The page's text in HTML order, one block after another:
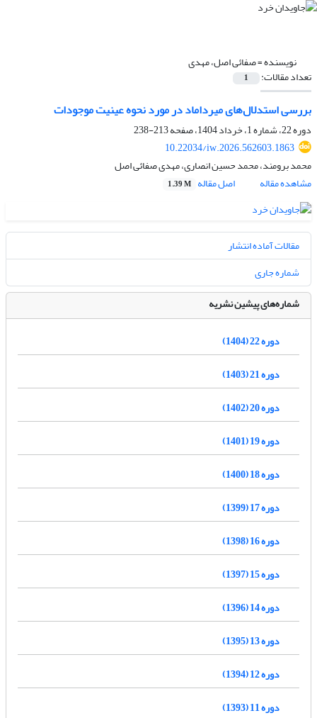
نویسنده =صفائی اصل، مهدی
تعداد مقالات: 1
بررسی استدلال‌های میرداماد در مورد نحوه عینیت موجودات
دوره 22، شماره 1، خرداد 1404، صفحه
213-238
10.22034/iw.2026.562603.1863
محمد برومند، محمد حسین انصاری، مهدی صفائی اصل
مشاهده مقاله
اصل مقاله 1.39 M
مقالات آماده انتشار
شماره جاری
شماره‌های پیشین نشریه
دوره 22 (1404)
دوره 21 (1403)
دوره 20 (1402)
دوره 19 (1401)
دوره 18 (1400)
دوره 17 (1399)
دوره 16 (1398)
دوره 15 (1397)
دوره 14 (1396)
دوره 13 (1395)
دوره 12 (1394)
دوره 11 (1393)